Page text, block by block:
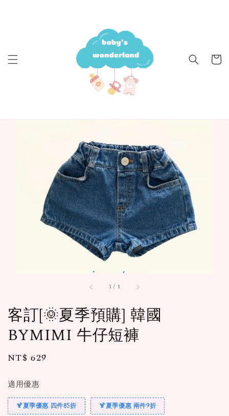
1 / 1
客訂[🌞夏季預購] 韓國
BYMIMI 牛仔短褲
Regular
NT$ 629
適用優惠
🍹夏季優惠 四件85折 🍹夏季優惠 兩件9折